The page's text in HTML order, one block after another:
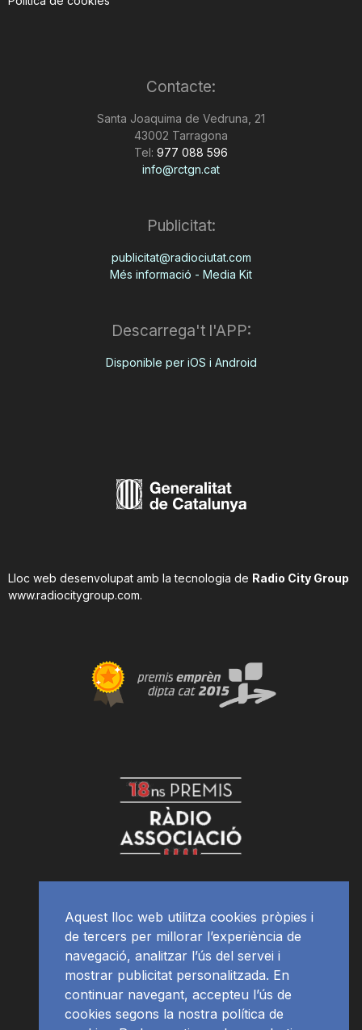
Contacte:
Santa Joaquima de Vedruna, 21
43002 Tarragona
Tel: 977 088 596
info@rctgn.cat
Publicitat:
publicitat@radiociutat.com
Més informació - Media Kit
Descarrega't l'APP:
Disponible per iOS i Android
Lloc web desenvolupat amb la tecnologia de Radio City Group
www.radiocitygroup.com.
Aquest lloc web utilitza cookies pròpies i
de tercers per millorar l’experiència de
navegació, analitzar l’ús del servei i
mostrar publicitat personalitzada. En
continuar navegant, accepteu l’ús de
cookies segons la nostra política de